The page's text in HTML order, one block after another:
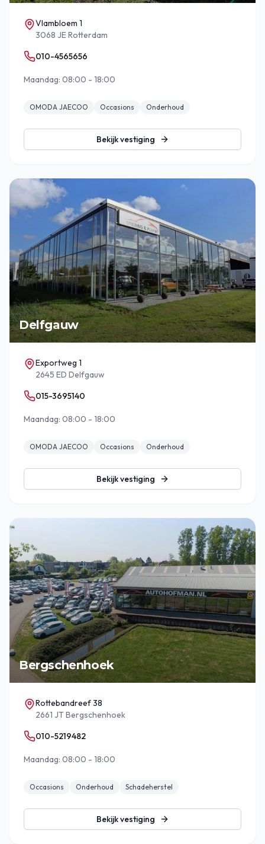
Vlambloem 1
3068 JE Rotterdam
010-4565656
Maandag: 08:00 - 18:00
OMODA JAECOO Occasions Onderhoud
Bekijk vestiging
Delfgauw
Exportweg 1
2645 ED Delfgauw
015-3695140
Maandag: 08:00 - 18:00
OMODA JAECOO Occasions Onderhoud
Bekijk vestiging
Bergschenhoek
Rottebandreef 38
2661 JT Bergschenhoek
010-5219482
Maandag: 08:00 - 18:00
Occasions Onderhoud Schadeherstel
Bekijk vestiging